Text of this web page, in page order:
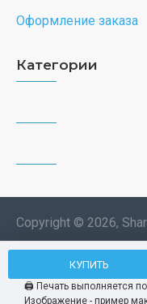
КУПИТЬ
🖨️ Печать выполняется
Изображение - пример
Оформление заказа
Категории
Copyright © 2026,
Типография.
изделий по
заказу.
Мы используем
было удобнее